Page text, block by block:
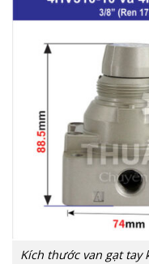
Kích thước van gạt tay